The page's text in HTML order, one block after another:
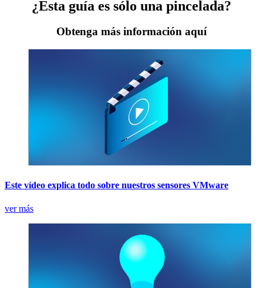
¿Esta guía es sólo una pincelada?
Obtenga más información aquí
Este vídeo explica todo sobre nuestros sensores VMware
ver más